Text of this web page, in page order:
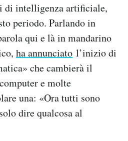
di intelligenza artificiale,
periodo. Parlando in
qui e là in mandarino
ha annunciato l’inizio di
che cambierà il
e molte
una: «Ora tutti sono
dire qualcosa al